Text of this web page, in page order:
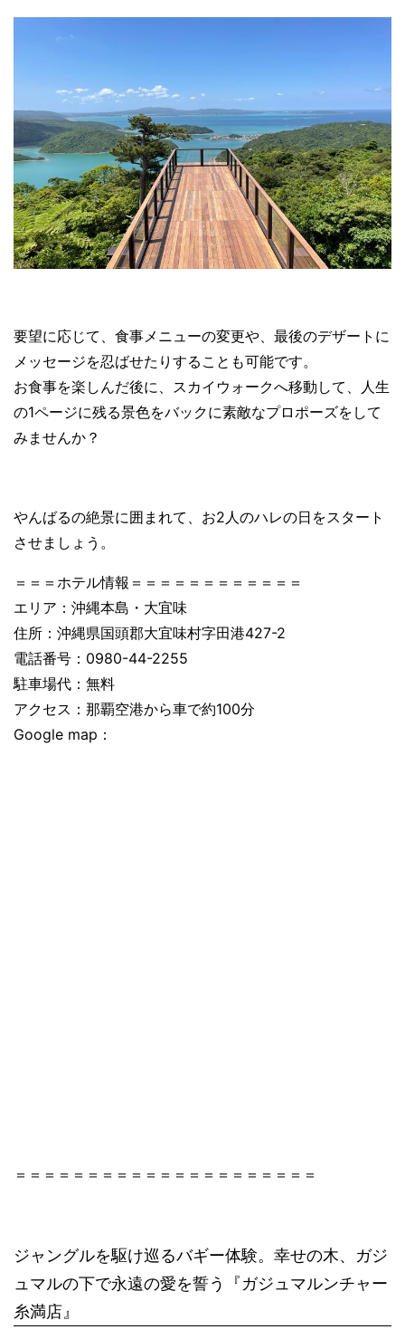
要望に応じて、食事メニューの変更や、最後のデザートに
メッセージを忍ばせたりすることも可能です。
お食事を楽しんだ後に、スカイウォークへ移動して、人生
の1ページに残る景色をバックに素敵なプロポーズをして
みませんか？
やんばるの絶景に囲まれて、お2人のハレの日をスタート
させましょう。
＝＝＝ホテル情報＝＝＝＝＝＝＝＝＝＝＝＝
エリア：沖縄本島・大宜味
住所：沖縄県国頭郡大宜味村字田港427-2
電話番号：0980-44-2255
駐車場代：無料
アクセス：那覇空港から車で約100分
Google map：
＝＝＝＝＝＝＝＝＝＝＝＝＝＝＝＝＝＝＝＝＝
ジャングルを駆け巡るバギー体験。幸せの木、ガジ
ュマルの下で永遠の愛を誓う『ガジュマルンチャー
糸満店』